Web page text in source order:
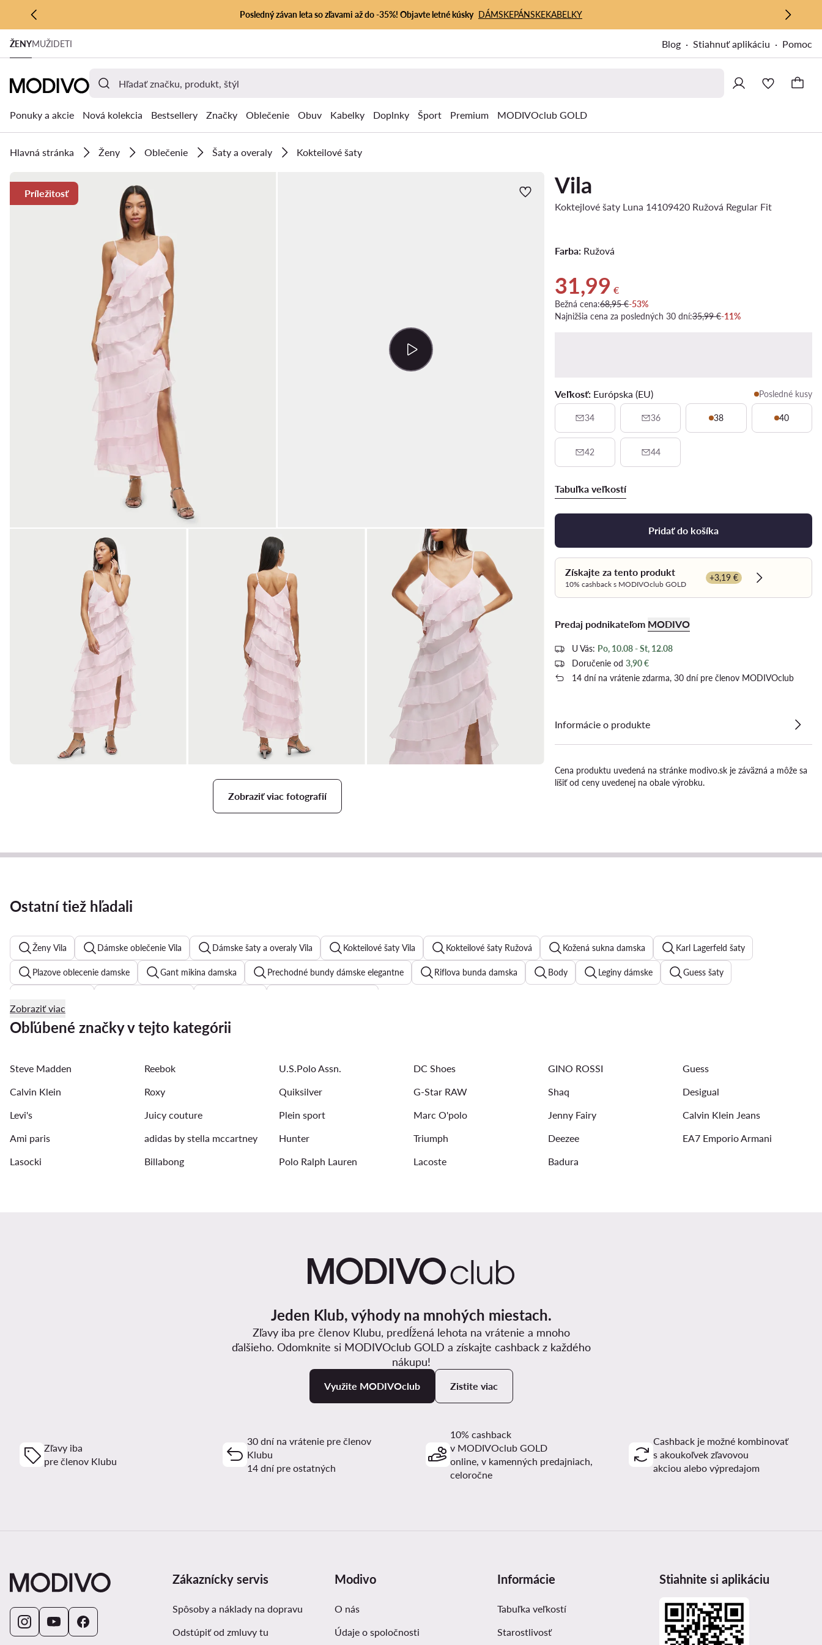
PREJSŤ NA HLAVNÝ OBSAH
PREJSŤ NA VYHĽADÁVANIE
Posledný závan leta so zľavami až do -35%! Objavte letné kúsky DÁMSKEPÁNSKEKABELKY
ŽENYMUŽIDETI Blog Stiahnuť aplikáciu Pomoc
Ponuky a akcie Nová kolekcia Bestsellery Značky Oblečenie Obuv Kabelky Doplnky Šport Premium MODIVOclub GOLD
Hlavná stránka Ženy Oblečenie Šaty a overaly Kokteilové šaty
Zobraziť viac fotografií
Príležitosť Vila
Koktejlové šaty Luna 14109420 Ružová Regular Fit
Farba:Ružová
Aktuálna cena 31,99 €
31,99 €
Bežná cena:68,95 €-53%
Najnižšia cena za posledných 30 dní:35,99 €-11%
Veľkosť: Európska (EU) Posledné kusy
34 36 38 40
42 44
Tabuľka veľkostí
Pridať do košíka
Získajte za tento produkt
10% cashback s MODIVOclub GOLD
+3,19 €
Dowiedz się
Predaj podnikateľom MODIVO
U Vás: Po, 10.08 - St, 12.08
Doručenie od 3,90 €
14 dní na vrátenie zdarma, 30 dní pre členov MODIVOclub
Informácie o produkte
Cena produktu uvedená na stránke modivo.sk je záväzná a môže sa
líšiť od ceny uvedenej na obale výrobku.
Ostatní tiež hľadali
Ženy Vila Dámske oblečenie Vila Dámske šaty a overaly Vila Kokteilové šaty Vila Kokteilové šaty Ružová Kožená sukna damska Karl Lagerfeld šaty
Plazove oblecenie damske Gant mikina damska Prechodné bundy dámske elegantne Riflova bunda damska Body Leginy dámske Guess šaty
Jednodielne plavky dámske Čierne plesove šaty
Guess tričko dámske
Zobraziť viac
Obľúbené značky v tejto kategórii
Steve Madden Reebok U.S.Polo Assn. DC Shoes GINO ROSSI
Guess
Calvin Klein
Roxy Quiksilver G-Star RAW Shaq
Desigual
Levi's
Juicy couture Plein sport Marc O'polo Jenny Fairy
Calvin Klein Jeans
Ami paris
adidas by stella mccartney Hunter Triumph Deezee
EA7 Emporio Armani
Lasocki
Billabong Polo Ralph Lauren Lacoste Badura
Jeden Klub, výhody na mnohých miestach.
Zľavy iba pre členov Klubu, predĺžená lehota na vrátenie a mnoho
ďalšieho. Odomknite si MODIVOclub GOLD a získajte cashback z každého
nákupu!
Využite MODIVOclub Zistite viac
Zľavy iba
pre členov Klubu
30 dní na vrátenie pre členov
Klubu
14 dní pre ostatných
10% cashback
v MODIVOclub GOLD
online, v kamenných predajniach,
celoročne
Cashback je možné kombinovať
s akoukoľvek zľavovou
akciou alebo výpredajom
Zákaznícky servis
Spôsoby a náklady na dopravu
Odstúpiť od zmluvy tu
Modivo
O nás
Údaje o spoločnosti
Informácie
Tabuľka veľkostí
Starostlivosť
Stiahnite si aplikáciu